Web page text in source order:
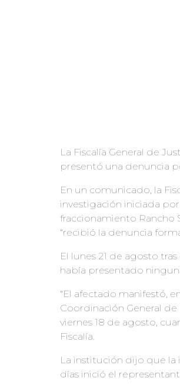
La Fiscalía General de
presentó una denuncia
En un comunicado, la
investigación iniciada
fraccionamiento Rancho
“recibió la denuncia
El lunes 21 de agosto
había presentado
“El afectado manifestó,
Coordinación General
viernes 18 de agosto,
Fiscalía.
La institución dijo que la
días inició el